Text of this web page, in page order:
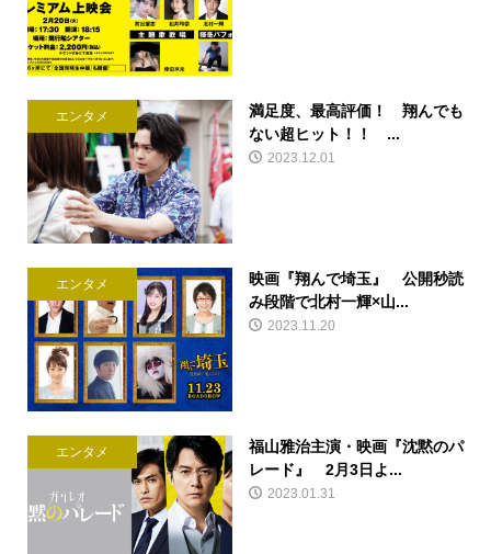
エンタメ
満足度、最高評価！ 翔んでも
ない超ヒット！！ ...
2023.12.01
エンタメ
映画『翔んで埼玉』 公開秒読
み段階で北村一輝×山...
2023.11.20
エンタメ
福山雅治主演・映画『沈黙のパ
レード』 2月3日よ...
2023.01.31